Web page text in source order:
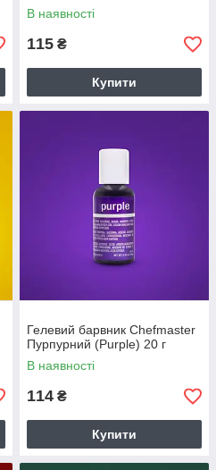
В наявності
115 ₴
Купити
Гелевий барвник Chefmaster
Пурпурний (Purple) 20 г
В наявності
114 ₴
Купити